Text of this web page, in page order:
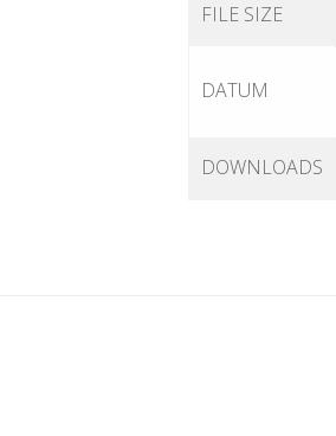
FILE SIZE
DATUM
DOWNLOADS